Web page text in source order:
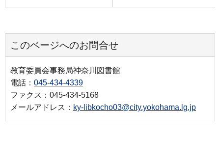
このページへのお問合せ
教育委員会事務局神奈川図書館
電話： 045-434-4339
ファクス：045-434-5168
メールアドレス： ky-libkocho03@city.yokohama.lg.jp